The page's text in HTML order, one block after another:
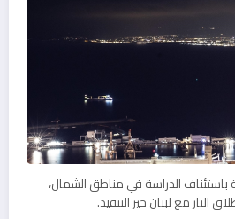
باستئناف الدراسة في مناطق الشمال،
مع لبنان حيز التنفيذ.